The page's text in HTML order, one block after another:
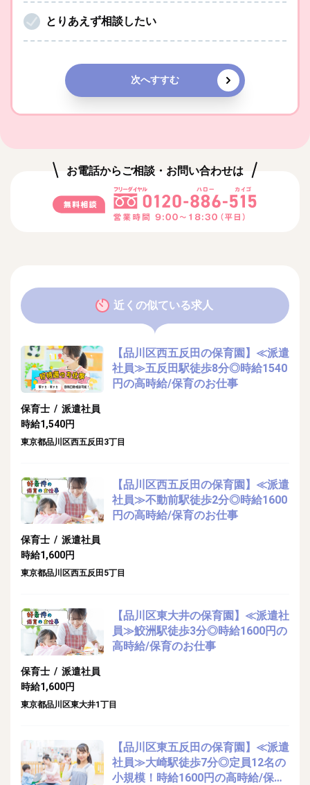
とりあえず相談したい
次へすすむ
お電話からご相談・お問い合わせは
近くの似ている求人
【品川区西五反田の保育園】≪派遣
社員≫五反田駅徒歩8分◎時給1540
円の高時給/保育のお仕事
保育士 / 派遣社員
時給1,540円
東京都品川区西五反田3丁目
【品川区西五反田の保育園】≪派遣
社員≫不動前駅徒歩2分◎時給1600
円の高時給/保育のお仕事
保育士 / 派遣社員
時給1,600円
東京都品川区西五反田5丁目
【品川区東大井の保育園】≪派遣社
員≫鮫洲駅徒歩3分◎時給1600円の
高時給/保育のお仕事
保育士 / 派遣社員
時給1,600円
東京都品川区東大井1丁目
【品川区東五反田の保育園】≪派遣
社員≫大崎駅徒歩7分◎定員12名の
小規模！時給1600円の高時給/保育